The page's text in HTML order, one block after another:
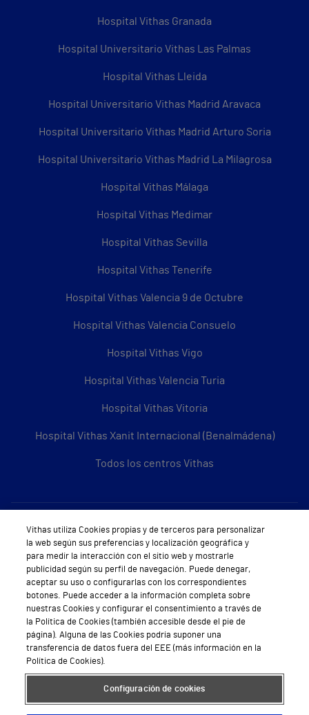
Hospital Vithas Granada
Hospital Universitario Vithas Las Palmas
Hospital Vithas Lleida
Hospital Universitario Vithas Madrid Aravaca
Hospital Universitario Vithas Madrid Arturo Soria
Hospital Universitario Vithas Madrid La Milagrosa
Hospital Vithas Málaga
Hospital Vithas Medimar
Hospital Vithas Sevilla
Hospital Vithas Tenerife
Hospital Vithas Valencia 9 de Octubre
Hospital Vithas Valencia Consuelo
Hospital Vithas Vigo
Hospital Vithas Valencia Turia
Hospital Vithas Vitoria
Hospital Vithas Xanit Internacional (Benalmádena)
Todos los centros Vithas
Sobre Vithas
Quiénes somos
Trabajar en Vithas
Teléfono Cita Médica
Teléfono Atención al Cliente
Política de seguridad y salud en el trabajo
Conoce a Supervita
Vithas utiliza Cookies propias y de terceros para personalizar
la web según sus preferencias y localización geográfica y
para medir la interacción con el sitio web y mostrarle
publicidad según su perfil de navegación. Puede denegar,
aceptar su uso o configurarlas con los correspondientes
botones. Puede acceder a la información completa sobre
nuestras Cookies y configurar el consentimiento a través de
la Política de Cookies (también accesible desde el pie de
página). Alguna de las Cookies podría suponer una
transferencia de datos fuera del EEE (más información en la
Política de Cookies).
Configuración de cookies